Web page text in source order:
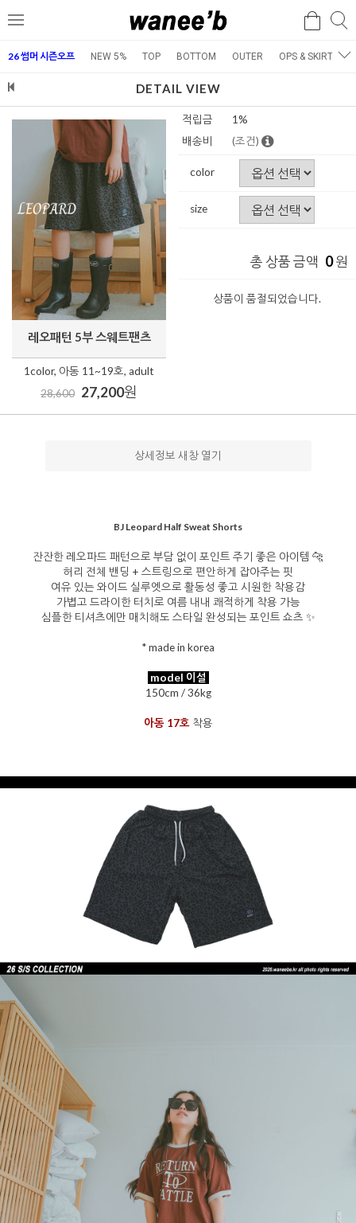
메
검
26 썸머 시즌오프 NEW 5% TOP BOTTOM OUTER OPS & SKIRT
DETAIL VIEW
레오패턴 5부 스웨트팬츠
1color, 아동 11~19호, adult
28,600 27,200원
적립금
1%
배송비
(조건)
color
size
총 상품 금액 0원
상품이 품절되었습니다.
상세정보 새창 열기
BJ Leopard Half Sweat Shorts
잔잔한 레오파드 패턴으로 부담 없이 포인트 주기 좋은 아이템 🐆
허리 전체 밴딩 + 스트링으로 편안하게 잡아주는 핏
여유 있는 와이드 실루엣으로 활동성 좋고 시원한 착용감
가볍고 드라이한 터치로 여름 내내 쾌적하게 착용 가능
심플한 티셔츠에만 매치해도 스타일 완성되는 포인트 쇼츠 ✨
* made in korea
model 이설
150cm / 36kg
아동 17호착용